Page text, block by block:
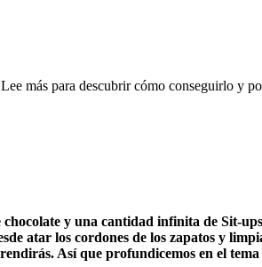
más para descubrir cómo conseguirlo y
y una cantidad infinita de Sit-
atar los cordones de los zapatos y
Así que profundicemos en el